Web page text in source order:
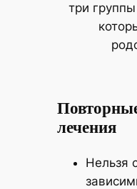
три
лечения
Нельзя